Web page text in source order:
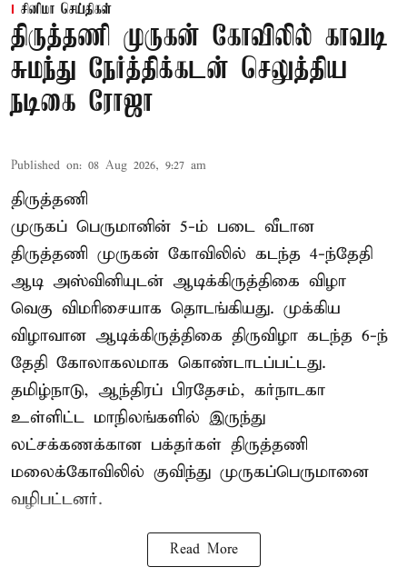
சினிமா செய்திகள்
திருத்தணி முருகன் கோவிலில் காவடி
சுமந்து நேர்த்திக்கடன் செலுத்திய
நடிகை ரோஜா
Published on: 08 Aug 2026, 9:27 am
திருத்தணி
முருகப் பெருமானின் 5-ம் படை வீடான
திருத்தணி முருகன் கோவிலில் கடந்த 4-ந்தேதி
ஆடி அஸ்வினியுடன் ஆடிக்கிருத்திகை விழா
வெகு விமரிசையாக தொடங்கியது. முக்கிய
விழாவான ஆடிக்கிருத்திகை திருவிழா கடந்த 6-ந்
தேதி கோலாகலமாக கொண்டாடப்பட்டது.
தமிழ்நாடு, ஆந்திரப் பிரதேசம், கர்நாடகா
உள்ளிட்ட மாநிலங்களில் இருந்து
லட்சக்கணக்கான பக்தர்கள் திருத்தணி
மலைக்கோவிலில் குவிந்து முருகப்பெருமானை
வழிபட்டனர்.
Read More